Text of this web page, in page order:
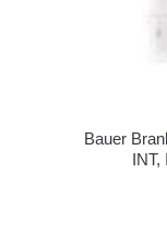
Bauer
INT,